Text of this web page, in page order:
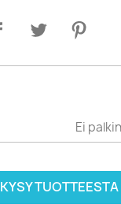
Ei
KYSY TUOTTEESTA